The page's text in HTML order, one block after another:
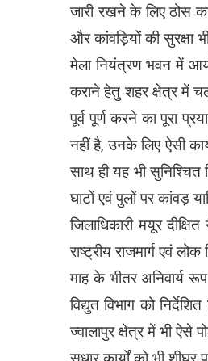
जारी रखने के लिए ठोस
और कांवड़ियों की सुरक्षा
मेला नियंत्रण भवन में
कराने हेतु शहर क्षेत्र में
पूर्व पूर्ण करने का पूरा
नहीं है, उनके लिए ऐसी
साथ ही यह भी सुनिश्चित
घाटों एवं पुलों पर कांवड़
जिलाधिकारी मयूर
राष्ट्रीय राजमार्ग एवं
माह के भीतर अनिवार्य
विद्युत विभाग को
ज्वालापुर क्षेत्र में भी ऐसे